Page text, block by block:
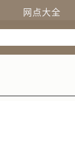
网点大全